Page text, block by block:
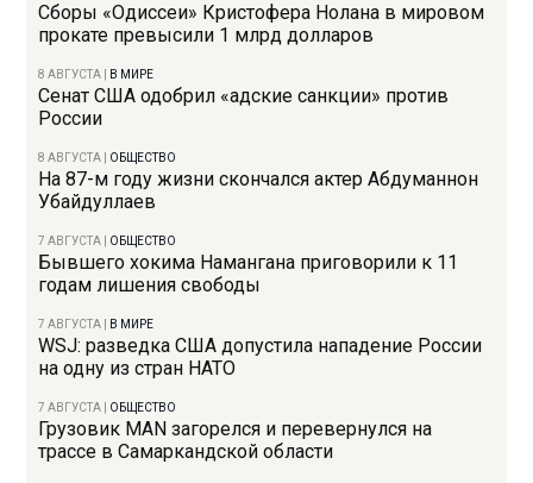
Сборы «Одиссеи» Кристофера Нолана в мировом
прокате превысили 1 млрд долларов
8 АВГУСТА В МИРЕ
Сенат США одобрил «адские санкции» против
России
8 АВГУСТА ОБЩЕСТВО
На 87-м году жизни скончался актер Абдуманнон
Убайдуллаев
7 АВГУСТА ОБЩЕСТВО
Бывшего хокима Намангана приговорили к 11
годам лишения свободы
7 АВГУСТА В МИРЕ
WSJ: разведка США допустила нападение России
на одну из стран НАТО
7 АВГУСТА ОБЩЕСТВО
Грузовик MAN загорелся и перевернулся на
трассе в Самаркандской области